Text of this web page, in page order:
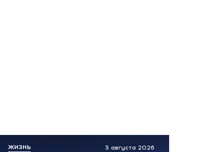
3 августа 2026
ЖИЗНЬ